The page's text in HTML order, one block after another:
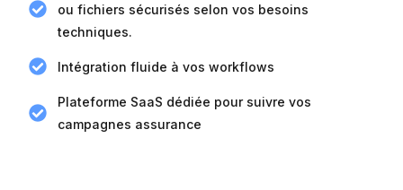
ou fichiers sécurisés selon vos besoins
techniques.
Intégration fluide à vos workflows
Plateforme SaaS dédiée pour suivre vos
campagnes assurance